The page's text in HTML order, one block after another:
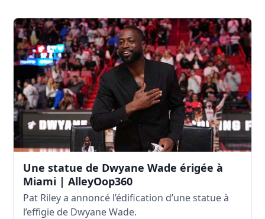
Une statue de Dwyane Wade érigée à
Miami | AlleyOop360
Pat Riley a annoncé l’édification d’une statue à
l’effigie de Dwyane Wade.